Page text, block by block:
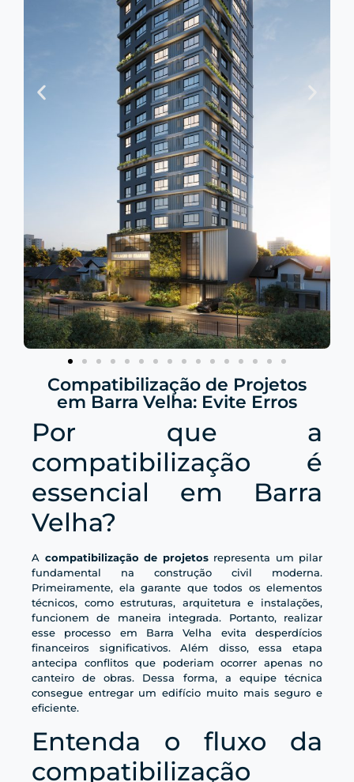
Compatibilização de Projetos
em Barra Velha: Evite Erros
Por que a
compatibilização é
essencial em Barra
Velha?
A compatibilização de projetosrepresenta um pilar
fundamental na construção civil moderna.
Primeiramente, ela garante que todos os elementos
técnicos, como estruturas, arquitetura e instalações,
funcionem de maneira integrada. Portanto, realizar
esse processo em Barra Velha evita desperdícios
financeiros significativos. Além disso, essa etapa
antecipa conflitos que poderiam ocorrer apenas no
canteiro de obras. Dessa forma, a equipe técnica
consegue entregar um edifício muito mais seguro e
eficiente.
Entenda o fluxo da
compatibilização